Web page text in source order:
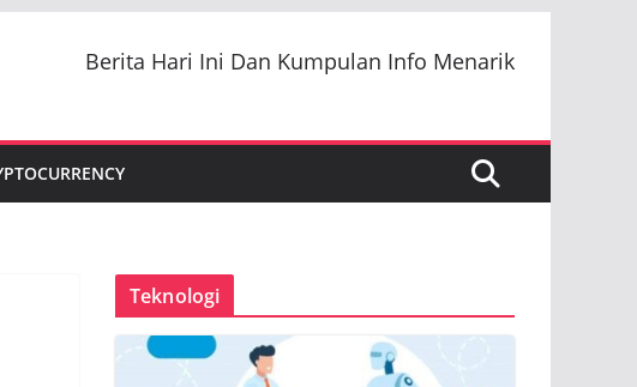
Berita Hari Ini Dan Kumpulan Info Menarik
Teknologi